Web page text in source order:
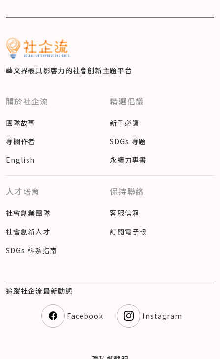
華文界最具影響力的社會創新主題平台
關於社企流
團隊故事
專欄作者
English
精選倡議
新手必讀
SDGs 專題
永續力專書
人才培育
社會創業團隊
社會創新人才
SDGs 科系指南
保持聯絡
客服信箱
訂閱電子報
追蹤社企流最新動態
Facebook Instagram